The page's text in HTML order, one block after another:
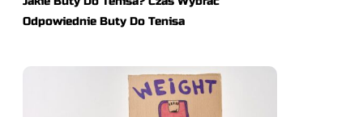
Odpowiednie Buty Do Tenisa